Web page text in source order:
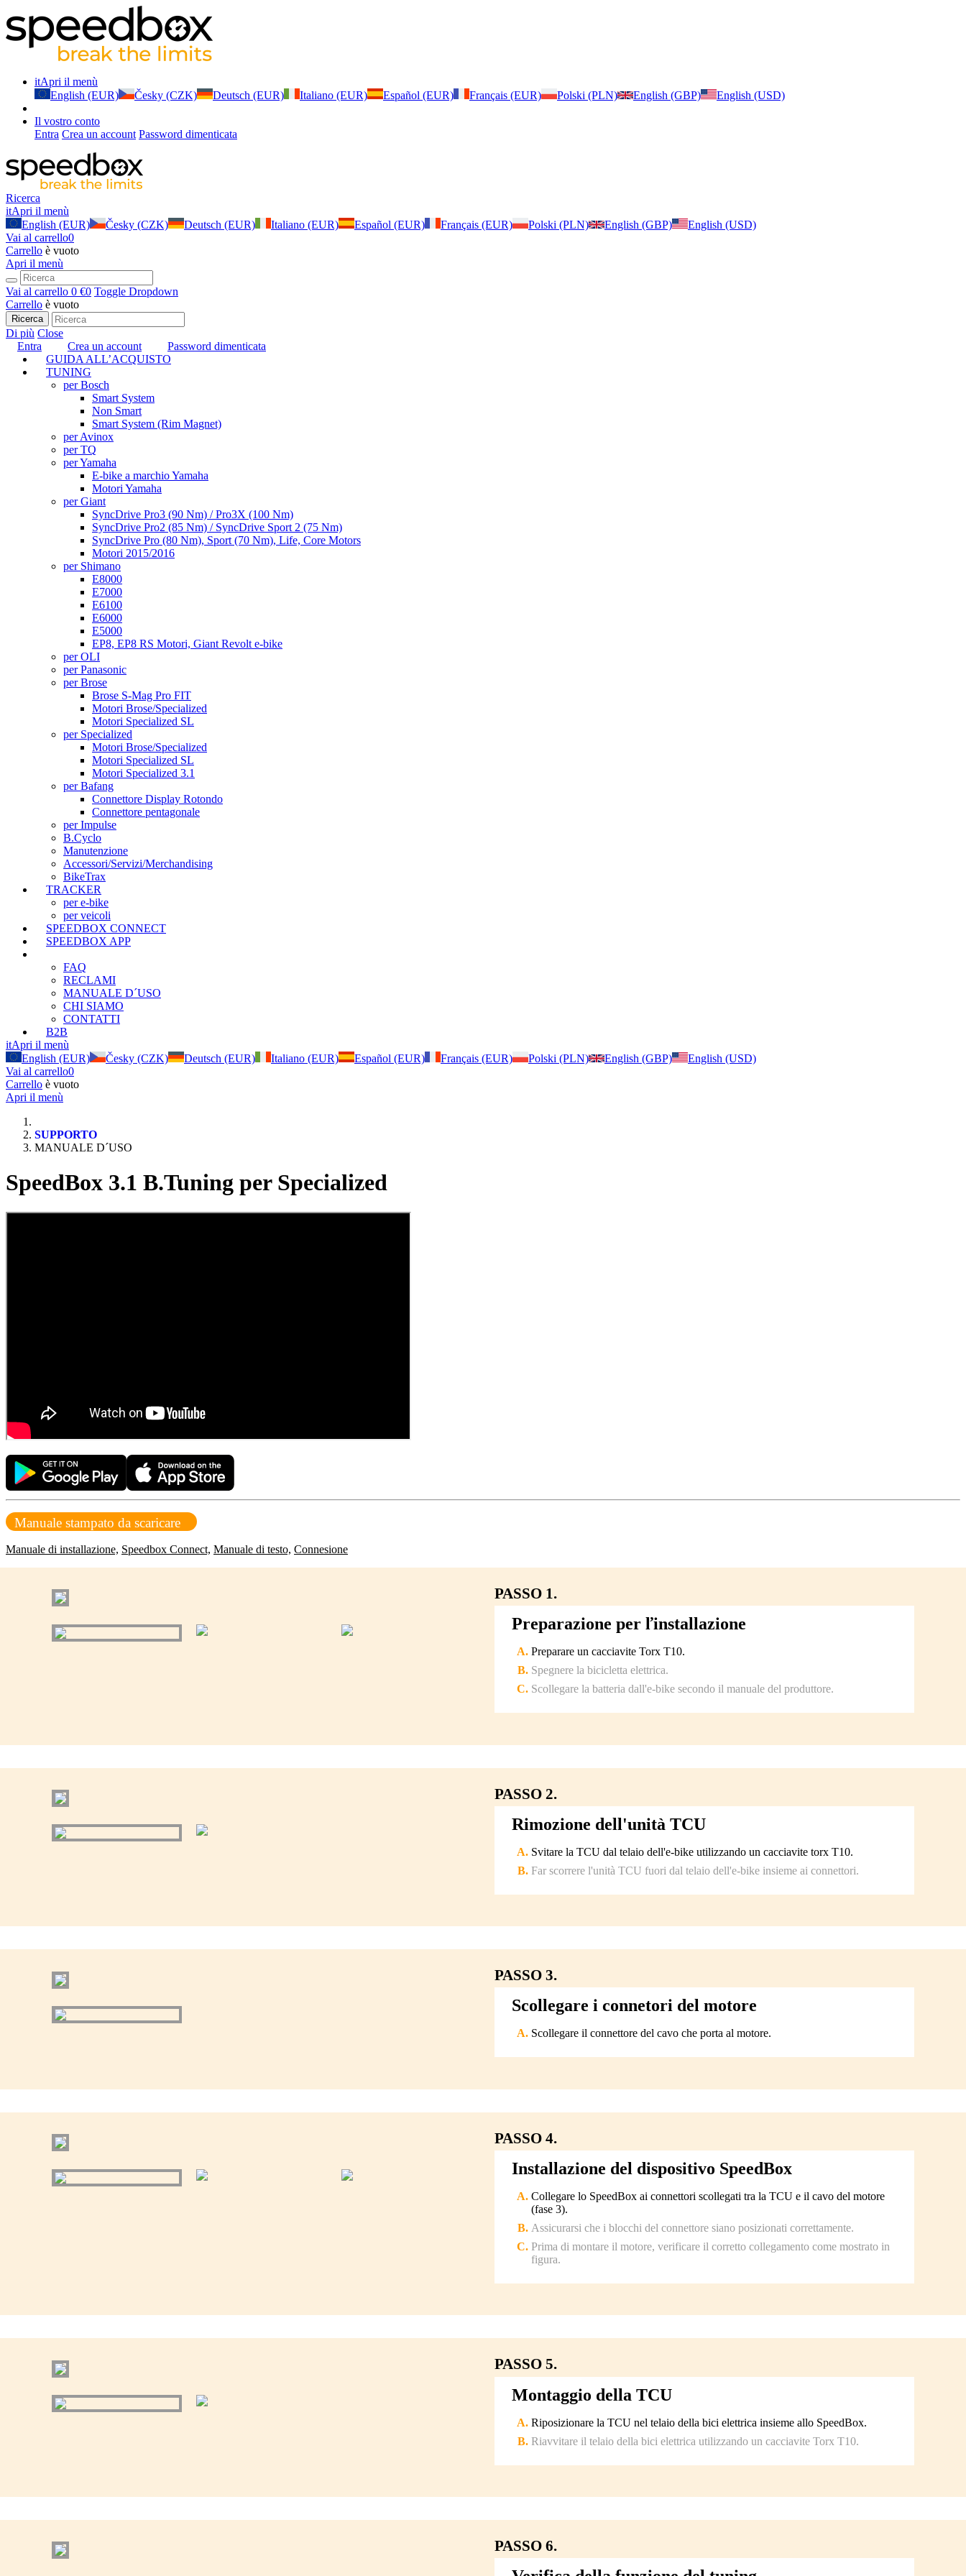
itApri il menù
English (EUR)
Česky (CZK) Deutsch (EUR) Italiano (EUR) Español (EUR) Français (EUR) Polski (PLN) English (GBP) English (USD)
Il vostro conto
Entra Crea un account Password dimenticata
Ricerca
itApri il menù
English (EUR)
Česky (CZK) Deutsch (EUR) Italiano (EUR) Español (EUR) Français (EUR) Polski (PLN) English (GBP)
English (USD)
Vai al carrello0
Carrello è vuoto
Apri il menù
Vai al carrello 0 €0 Toggle Dropdown
Carrello è vuoto
Ricerca
Di più Close
Entra
Crea un account
Password dimenticata
GUIDA ALL’ACQUISTO
TUNING
per Bosch
Smart System
Non Smart
Smart System (Rim Magnet)
per Avinox
per TQ
per Yamaha
E-bike a marchio Yamaha
Motori Yamaha
per Giant
SyncDrive Pro3 (90 Nm) / Pro3X (100 Nm)
SyncDrive Pro2 (85 Nm) / SyncDrive Sport 2 (75 Nm)
SyncDrive Pro (80 Nm), Sport (70 Nm), Life, Core Motors
Motori 2015/2016
per Shimano
E8000
E7000
E6100
E6000
E5000
EP8, EP8 RS Motori, Giant Revolt e-bike
per OLI
per Panasonic
per Brose
Brose S-Mag Pro FIT
Motori Brose/Specialized
Motori Specialized SL
per Specialized
Motori Brose/Specialized
Motori Specialized SL
Motori Specialized 3.1
per Bafang
Connettore Display Rotondo
Connettore pentagonale
per Impulse
B.Cyclo
Manutenzione
Accessori/Servizi/Merchandising
BikeTrax
TRACKER
per e-bike
per veicoli
SPEEDBOX CONNECT
SPEEDBOX APP
FAQ
RECLAMI
MANUALE D´USO
CHI SIAMO
CONTATTI
B2B
itApri il menù
English (EUR)
Česky (CZK) Deutsch (EUR) Italiano (EUR) Español (EUR) Français (EUR) Polski (PLN) English (GBP)
English (USD)
Vai al carrello0
Carrello è vuoto
Apri il menù
SUPPORTO
MANUALE D´USO
SpeedBox 3.1 B.Tuning per Specialized
Manuale stampato da scaricare
Manuale di installazione, Speedbox Connect, Manuale di testo, Connesione
PASSO 1.
Preparazione per ľinstallazione
Preparare un cacciavite Torx T10.
Spegnere la bicicletta elettrica.
Scollegare la batteria dall'e-bike secondo il manuale del produttore.
PASSO 2.
Rimozione dell'unità TCU
Svitare la TCU dal telaio dell'e-bike utilizzando un cacciavite torx T10.
Far scorrere l'unità TCU fuori dal telaio dell'e-bike insieme ai connettori.
PASSO 3.
Scollegare i connetori del motore
Scollegare il connettore del cavo che porta al motore.
PASSO 4.
Installazione del dispositivo SpeedBox
Collegare lo SpeedBox ai connettori scollegati tra la TCU e il cavo del motore
(fase 3).
Assicurarsi che i blocchi del connettore siano posizionati correttamente.
Prima di montare il motore, verificare il corretto collegamento come mostrato in
figura.
PASSO 5.
Montaggio della TCU
Riposizionare la TCU nel telaio della bici elettrica insieme allo SpeedBox.
Riavvitare il telaio della bici elettrica utilizzando un cacciavite Torx T10.
PASSO 6.